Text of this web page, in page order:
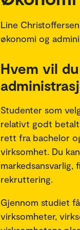
Line
økonomi og
Hvem vil
Studenter som
relativt godt betalt
rett fra bachelor
virksomhet. Du
rekruttering.
Gjennom studiet
virksomheter,